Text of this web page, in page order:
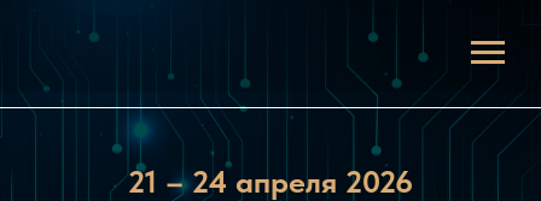
21 – 24 апреля 2026